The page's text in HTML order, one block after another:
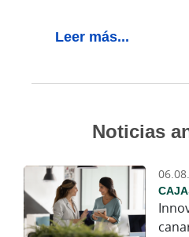
Leer más...
Noticias